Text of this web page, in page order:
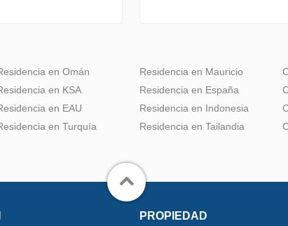
en Omán
en KSA
en EAU
en Turquía
Residencia en Mauricio
Residencia en España
Residencia en Indonesia
Residencia en Tailandia
PROPIEDAD